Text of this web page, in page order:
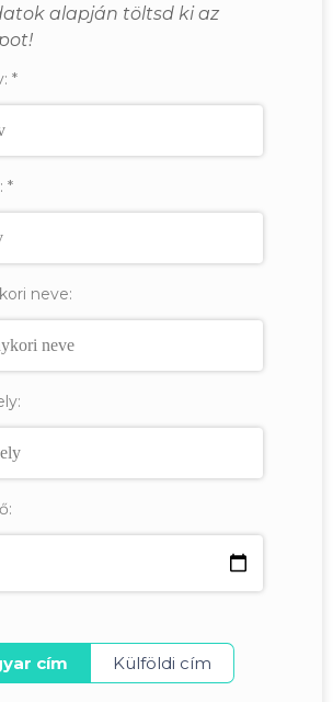
alapján töltsd ki az
*
*
neve:
cím Külföldi cím